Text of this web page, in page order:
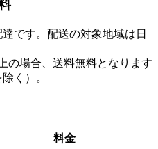
です。配送の対象地域は日
の場合、送料無料となります
く）。
料金